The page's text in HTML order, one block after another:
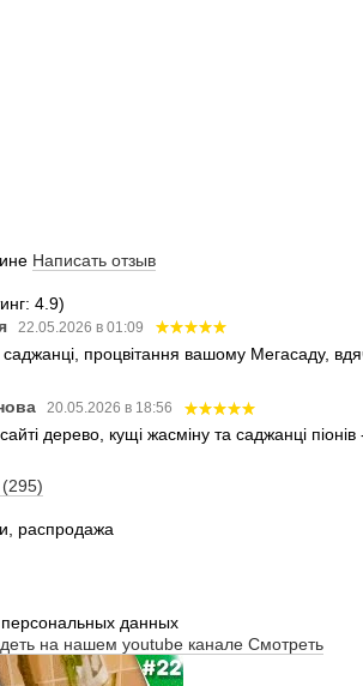
Написать отзыв
4.9)
22.05.2026 в 01:09
саджанці, процвітання вашому Мегасаду,
20.05.2026 в 18:56
дерево, кущі жасміну та саджанці
распродажа
персональных данных
на нашем youtube канале Смотреть